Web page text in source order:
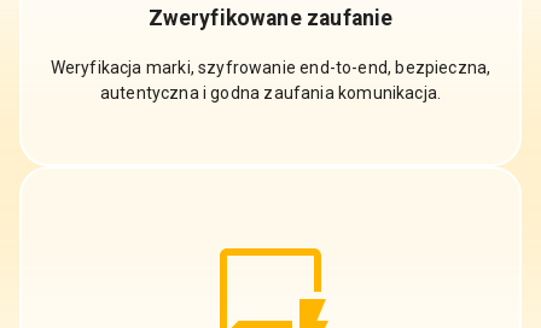
Zweryfikowane zaufanie
Weryfikacja marki, szyfrowanie end-to-end, bezpieczna,
autentyczna i godna zaufania komunikacja.